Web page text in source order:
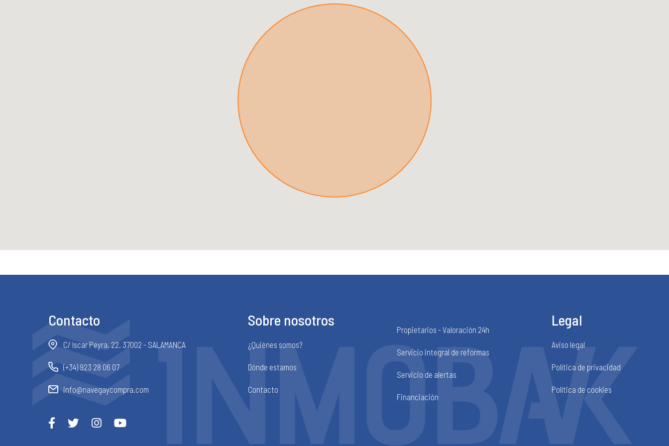
Contacto
C/ Iscar Peyra, 22. 37002 - SALAMANCA
(+34) 923 28 06 07
info@navegaycompra.com
Sobre nosotros
¿Quiénes somos?
Dónde estamos
Contacto
Propietarios - Valoración 24h
Servicio integral de reformas
Servicio de alertas
Financiación
Legal
Aviso legal
Política de privacidad
Política de cookies